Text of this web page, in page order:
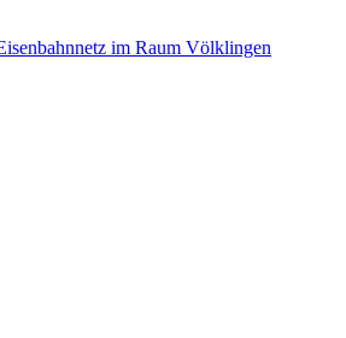
im Raum Völklingen